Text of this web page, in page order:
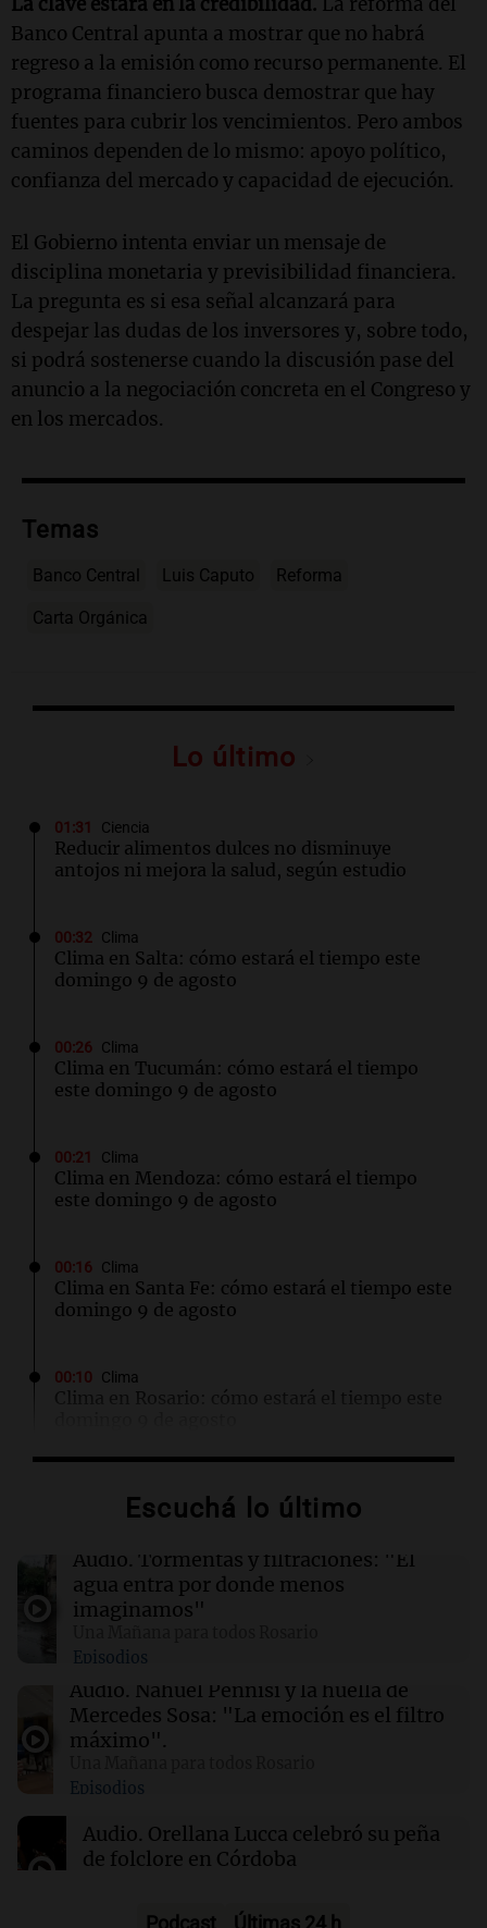
Banco Central apunta a mostrar que no habrá
regreso a la emisión como recurso permanente. El
programa financiero busca demostrar que hay
fuentes para cubrir los vencimientos. Pero ambos
caminos dependen de lo mismo: apoyo político,
confianza del mercado y capacidad de ejecución.
El Gobierno intenta enviar un mensaje de
disciplina monetaria y previsibilidad financiera.
La pregunta es si esa señal alcanzará para
despejar las dudas de los inversores y, sobre todo,
si podrá sostenerse cuando la discusión pase del
anuncio a la negociación concreta en el Congreso y
en los mercados.
Temas
Banco Central Luis Caputo Reforma
Carta Orgánica
Lo último
01:31 Ciencia
Reducir alimentos dulces no disminuye
antojos ni mejora la salud, según estudio
00:32 Clima
Clima en Salta: cómo estará el tiempo este
domingo 9 de agosto
00:26 Clima
Clima en Tucumán: cómo estará el tiempo
este domingo 9 de agosto
00:21 Clima
Clima en Mendoza: cómo estará el tiempo
este domingo 9 de agosto
00:16 Clima
Clima en Santa Fe: cómo estará el tiempo este
domingo 9 de agosto
00:10 Clima
Clima en Rosario: cómo estará el tiempo este
Clima en CABA: cómo estará el tiempo este
00:00 Clima
Clima en Córdoba: cómo estará el tiempo este
23:56 Sociedad
Salteño demanda a AstraZeneca y al Estado
por $191 millones por efectos de la vacuna
Escuchá lo último
Audio. Tormentas y filtraciones: "El
agua entra por donde menos
imaginamos"
Episodios
Audio. Nahuel Pennisi y la huella de
Mercedes Sosa: "La emoción es el filtro
máximo".
Episodios
Audio. Orellana Lucca celebró su peña
de folclore en Córdoba
Podcast Últimas 24 h